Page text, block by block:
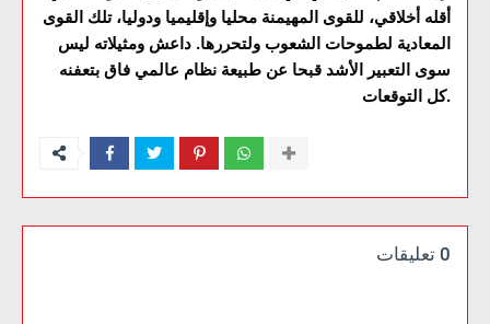
أقله أخلاقي، للقوى المهيمنة محليا وإقليميا ودوليا، تلك القوى
المعادية لطموحات الشعوب ولتحررها. داعش ومثيلاته ليس
سوى التعبير الأشد قبحا عن طبيعة نظام عالمي فاق بتعفنه
كل التوقعات.
0 تعليقات